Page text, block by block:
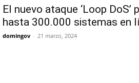
El nuevo ataque ‘Loop DoS’
hasta 300.000 sistemas en
domingov - 21 marzo, 2024